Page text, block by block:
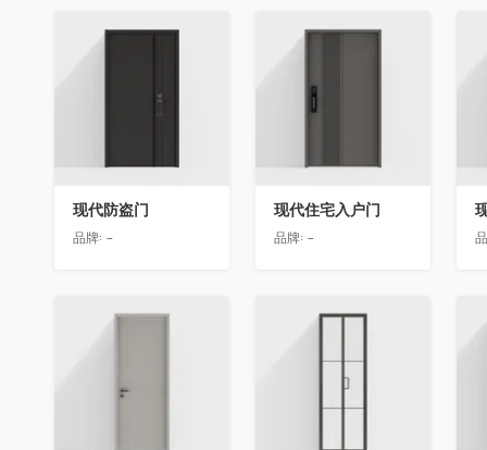
收藏
现代防盗门
品牌: -
收藏
现代住宅入户门
品牌: -
收藏 收藏